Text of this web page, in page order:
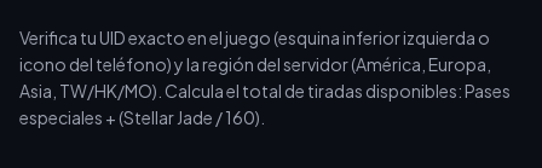
Verifica tu UID exacto en el juego (esquina inferior izquierda o
icono del teléfono) y la región del servidor (América, Europa,
Asia, TW/HK/MO). Calcula el total de tiradas disponibles: Pases
especiales + (Stellar Jade / 160).